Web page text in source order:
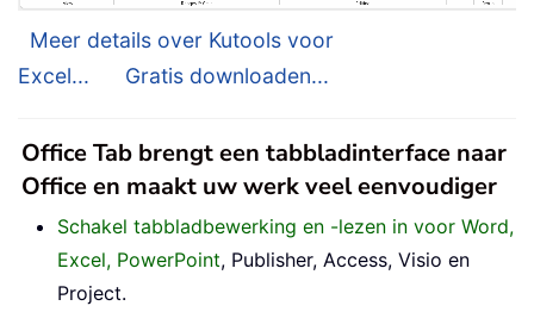
Meer details over Kutools voor
Excel...
Gratis downloaden...
Office Tab brengt een tabbladinterface naar
Office en maakt uw werk veel eenvoudiger
Schakel tabbladbewerking en -lezen in voor Word,
Excel, PowerPoint, Publisher, Access, Visio en
Project.